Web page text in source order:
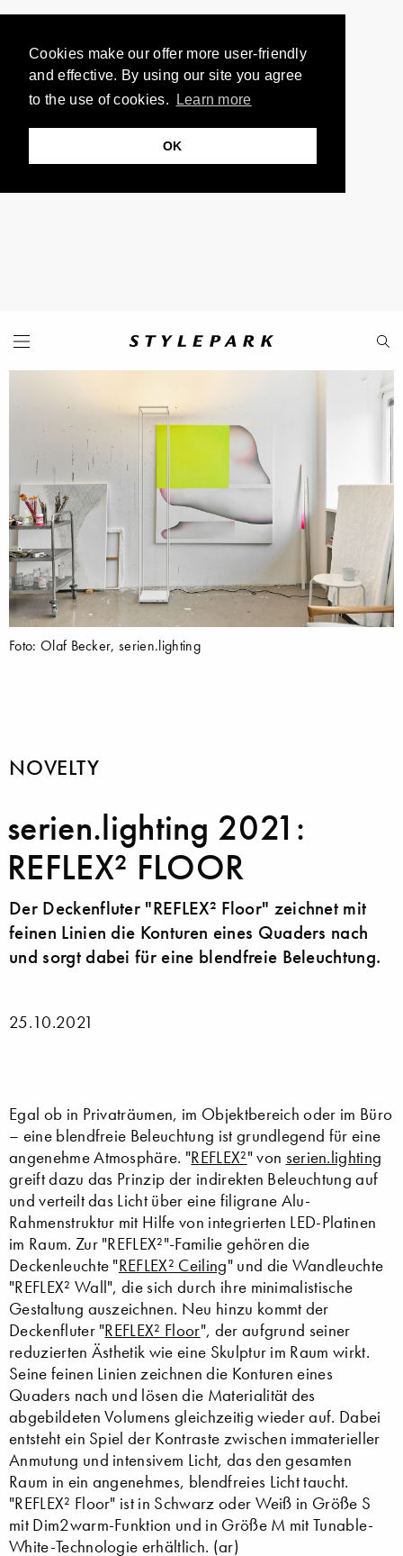
Cookies make our offer more user-friendly
and effective. By using our site you agree
to the use of cookies.
Learn more
OK
Foto: Olaf Becker, serien.lighting
NOVELTY
serien.lighting 2021:
REFLEX² FLOOR
Der Deckenfluter "REFLEX² Floor" zeichnet mit
feinen Linien die Konturen eines Quaders nach
und sorgt dabei für eine blendfreie Beleuchtung.
25.10.2021
Egal ob in Privaträumen, im Objektbereich oder im Büro
– eine blendfreie Beleuchtung ist grundlegend für eine
angenehme Atmosphäre. "REFLEX²" von serien.lighting
greift dazu das Prinzip der indirekten Beleuchtung auf
und verteilt das Licht über eine filigrane Alu-
Rahmenstruktur mit Hilfe von integrierten LED-Platinen
im Raum. Zur "REFLEX²"-Familie gehören die
Deckenleuchte "REFLEX² Ceiling" und die Wandleuchte
"REFLEX² Wall", die sich durch ihre minimalistische
Gestaltung auszeichnen. Neu hinzu kommt der
Deckenfluter "REFLEX² Floor", der aufgrund seiner
reduzierten Ästhetik wie eine Skulptur im Raum wirkt.
Seine feinen Linien zeichnen die Konturen eines
Quaders nach und lösen die Materialität des
abgebildeten Volumens gleichzeitig wieder auf. Dabei
entsteht ein Spiel der Kontraste zwischen immaterieller
Anmutung und intensivem Licht, das den gesamten
Raum in ein angenehmes, blendfreies Licht taucht.
"REFLEX² Floor" ist in Schwarz oder Weiß in Größe S
mit Dim2warm-Funktion und in Größe M mit Tunable-
White-Technologie erhältlich. (ar)